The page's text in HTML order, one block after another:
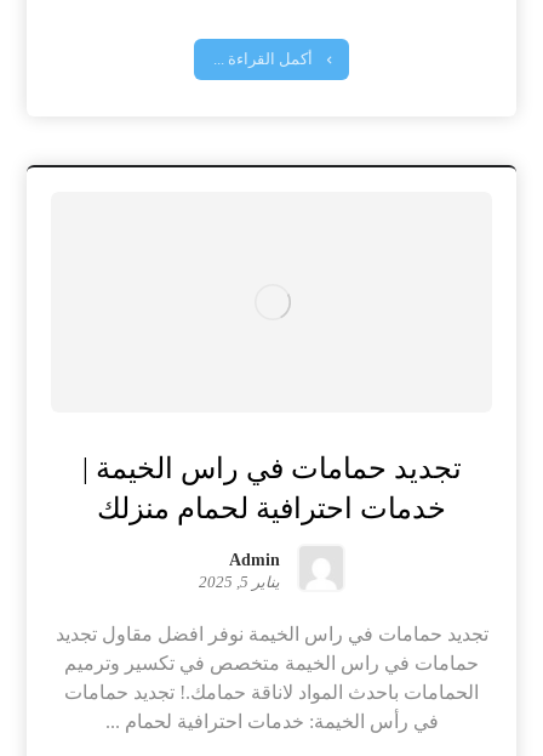
أكمل القراءة ...
تجديد حمامات في راس الخيمة |
خدمات احترافية لحمام منزلك
Admin
يناير 5, 2025
تجديد حمامات في راس الخيمة نوفر افضل مقاول تجديد
حمامات في راس الخيمة متخصص في تكسير وترميم
الحمامات باحدث المواد لاناقة حمامك.! تجديد حمامات
في رأس الخيمة: خدمات احترافية لحمام ...